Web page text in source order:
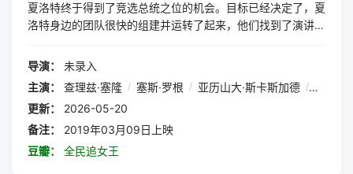
夏洛特终于得到了竞选总统之位的机会。目标已经决定了，夏
洛特身边的团队很快的组建并运转了起来，他们找到了演讲作
实际上，夏洛特和弗莱德是旧相识了，在夏洛特很小的时候，
无忧无虑的童年往事纷纷浮现，弗莱德发现自己对夏洛特的爱
意死灰复燃，可是，在一切都物是人非的今天，这段感情真的
会有结果吗？
导演：
未录入
主演：
查理兹·塞隆 / 塞斯·罗根 / 亚历山大·斯卡斯加德 / 鲍勃·
更新：
2026-05-20
备注：
2019年03月09日上映
豆瓣：
全民追女王